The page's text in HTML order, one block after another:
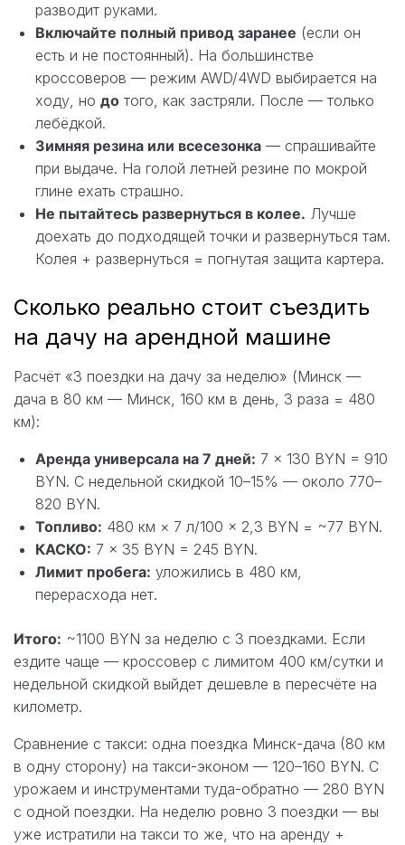
разводит руками.
Включайте полный привод заранее (если он
есть и не постоянный). На большинстве
кроссоверов — режим AWD/4WD выбирается на
ходу, но до того, как застряли. После — только
лебёдкой.
Зимняя резина или всесезонка — спрашивайте
при выдаче. На голой летней резине по мокрой
глине ехать страшно.
Не пытайтесь развернуться в колее. Лучше
доехать до подходящей точки и развернуться там.
Колея + развернуться = погнутая защита картера.
Сколько реально стоит съездить
на дачу на арендной машине
Расчёт «3 поездки на дачу за неделю» (Минск —
дача в 80 км — Минск, 160 км в день, 3 раза = 480
км):
Аренда универсала на 7 дней: 7 × 130 BYN = 910
BYN. С недельной скидкой 10–15% — около 770–
820 BYN.
Топливо: 480 км × 7 л/100 × 2,3 BYN = ~77 BYN.
КАСКО: 7 × 35 BYN = 245 BYN.
Лимит пробега: уложились в 480 км,
перерасхода нет.
Итого: ~1100 BYN за неделю с 3 поездками. Если
ездите чаще — кроссовер с лимитом 400 км/сутки и
недельной скидкой выйдет дешевле в пересчёте на
километр.
Сравнение с такси: одна поездка Минск-дача (80 км
в одну сторону) на такси-эконом — 120–160 BYN. С
урожаем и инструментами туда-обратно — 280 BYN
с одной поездки. На неделю ровно 3 поездки — вы
уже истратили на такси то же, что на аренду +